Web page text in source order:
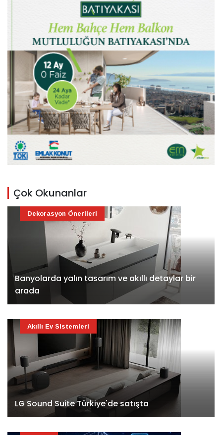
Çok Okunanlar
Banyolarda yalın tasarım ve akıllı detaylar bir
arada
Dekorasyon Önerileri
LG Sound Suite Türkiye'de satışta
Akıllı Ev Sistemleri